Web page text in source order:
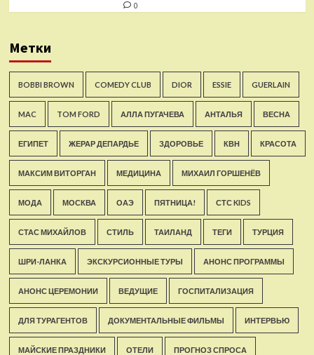
0
Метки
BOBBI BROWN COMEDY CLUB DIOR ESSIE GUERLAIN
MAC TOM FORD АЛЛА ПУГАЧЕВА АНТАЛЬЯ ВЕСНА
ЕГИПЕТ ЖЕРАР ДЕПАРДЬЕ ЗДОРОВЬЕ КВН КРАСОТА
МАКСИМ ВИТОРГАН МЕДИЦИНА МИХАИЛ ГОРШЕНЁВ
МОДА МОСКВА ОАЭ ПЯТНИЦА! СТС KIDS
СТАС МИХАЙЛОВ СТИЛЬ ТАИЛАНД ТЕГИ ТУРЦИЯ
ШРИ-ЛАНКА ЭКСКУРСИОННЫЕ ТУРЫ АНОНС ПРОГРАММЫ
АНОНС ЦЕРЕМОНИИ ВЕДУЩИЕ ГОСПИТАЛИЗАЦИЯ
ДЛЯ ТУРАГЕНТОВ ДОКУМЕНТАЛЬНЫЕ ФИЛЬМЫ ИНТЕРВЬЮ
МАЙСКИЕ ПРАЗДНИКИ ОТЕЛИ ПРОГНОЗ СПРОСА